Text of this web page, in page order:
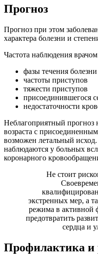
Прогноз
Прогноз при этом
характера болезни и
Частота наблюдения
фазы течения болезни
частоты приступов
тяжести приступов
присоединившегося
недостаточности
Неблагоприятный прогноз
возраста с
возможен летальный
наблюдаются у больных
коронарного
Не стоит
экстренных мер, а
режима в активной
предотвратить
сердца и
Профилактика и